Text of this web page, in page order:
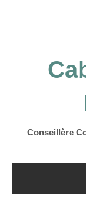
Conseillère